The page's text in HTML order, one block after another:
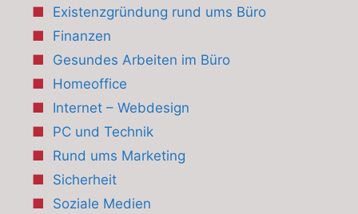
Existenzgründung rund ums Büro
Finanzen
Gesundes Arbeiten im Büro
Homeoffice
Internet – Webdesign
PC und Technik
Rund ums Marketing
Sicherheit
Soziale Medien